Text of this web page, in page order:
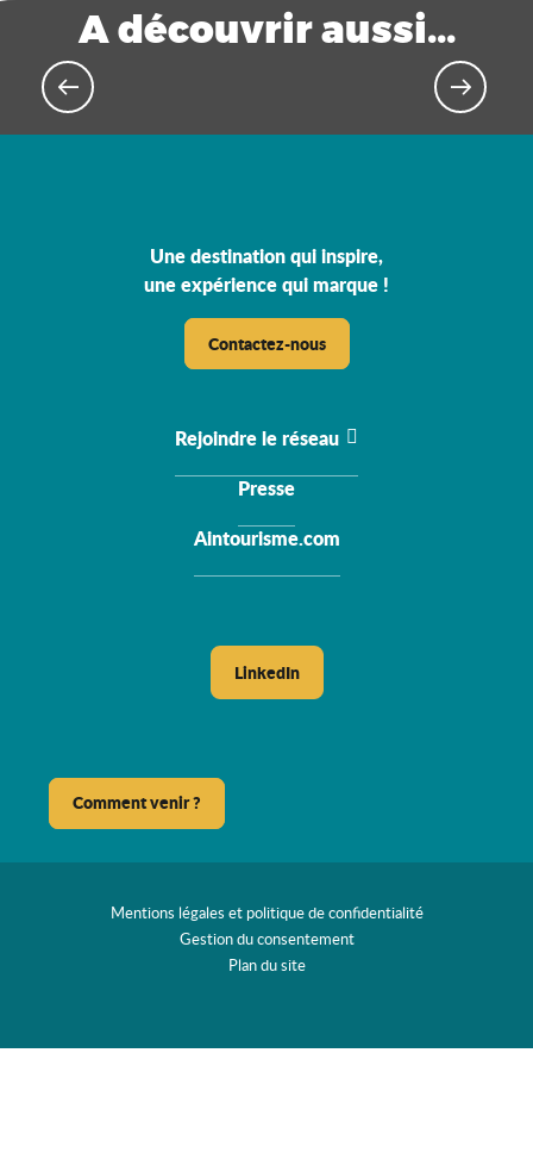
A découvrir aussi...
Lieux insolites pour vos réunions et
Une destination qui inspire,
une expérience qui marque !
Contactez-nous
Rejoindre le réseau
Presse
Aintourisme.com
LinkedIn
Comment venir ?
Mentions légales et politique de confidentialité
Gestion du consentement
Plan du site